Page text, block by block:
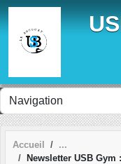
Accueil
Newsletter USB
Panneau de gestion des